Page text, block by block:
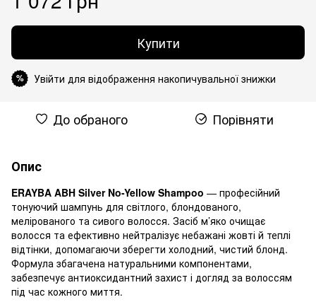
Купити
% Увійти для відображення накопичувальної знижки
До обраного Порівняти
Опис
ERAYBA ABH Silver No-Yellow Shampoo — професійний
тонуючий шампунь для світлого, блондованого,
мелірованого та сивого волосся. Засіб м’яко очищає
волосся та ефективно нейтралізує небажані жовті й теплі
відтінки, допомагаючи зберегти холодний, чистий блонд.
Формула збагачена натуральними компонентами,
забезпечує антиоксидантний захист і догляд за волоссям
під час кожного миття.